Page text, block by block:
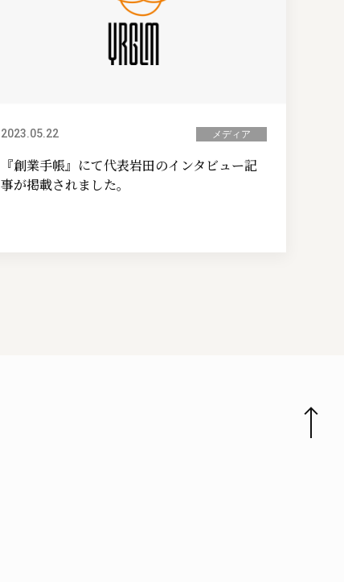
2023.05.22 メディア
『創業手帳』にて代表岩田のインタビュー記
事が掲載されました。